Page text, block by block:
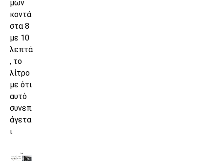
μων
κοντά
στα 8
με 10
λεπτά
, το
λίτρο
με ότι
αυτό
συνεπ
άγετα
ι.